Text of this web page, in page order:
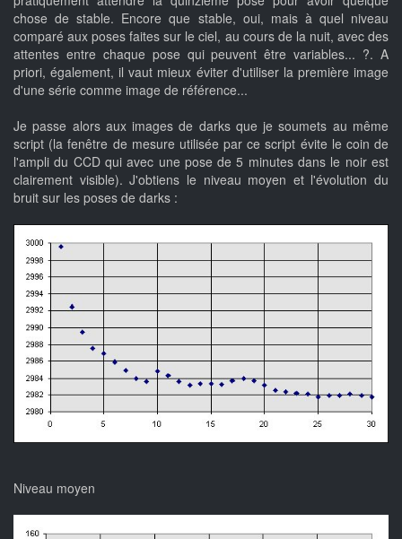
chose de stable. Encore que stable, oui, mais à quel niveau
comparé aux poses faites sur le ciel, au cours de la nuit, avec des
attentes entre chaque pose qui peuvent être variables... ?. A
priori, également, il vaut mieux éviter d'utiliser la première image
d'une série comme image de référence...
Je passe alors aux images de darks que je soumets au même
script (la fenêtre de mesure utilisée par ce script évite le coin de
l'ampli du CCD qui avec une pose de 5 minutes dans le noir est
clairement visible). J'obtiens le niveau moyen et l'évolution du
bruit sur les poses de darks :
Niveau moyen